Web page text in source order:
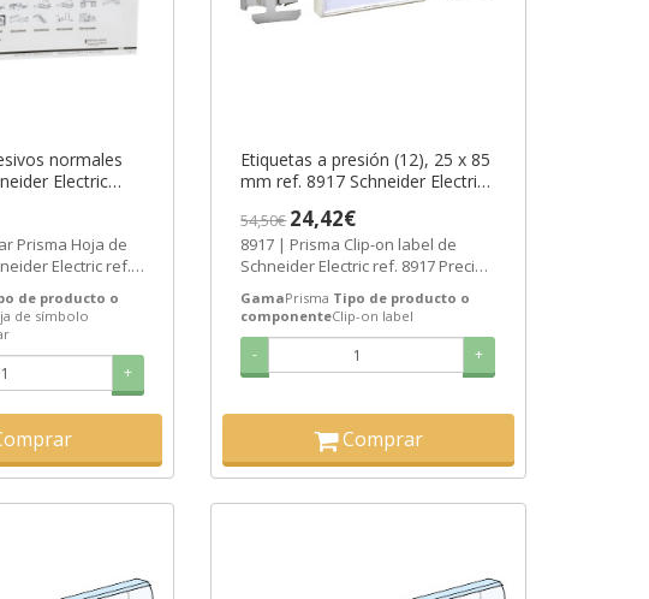
normales
Electric
Prisma Hoja de
Electric ref.
de producto o
de símbolo
+
Etiquetas a presión (12), 25 x 85
mm ref. 8917 Schneider Electric
54,50€24,42€
8917 | Prisma Clip-on label de
Schneider Electric ref. 8917 Precio:
GamaPrisma Tipo de producto o
componenteClip-on label
- +
Comprar